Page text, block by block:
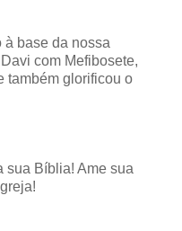
à base da nossa
com Mefibosete,
também glorificou o
sua Bíblia! Ame sua